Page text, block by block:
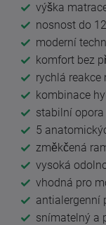
výška
nosnost do
moderní
komfort bez
rychlá
kombinace
stabilní opora
5
změkčená
vysoká
vhodná pro
antialergenní
snímatelný a